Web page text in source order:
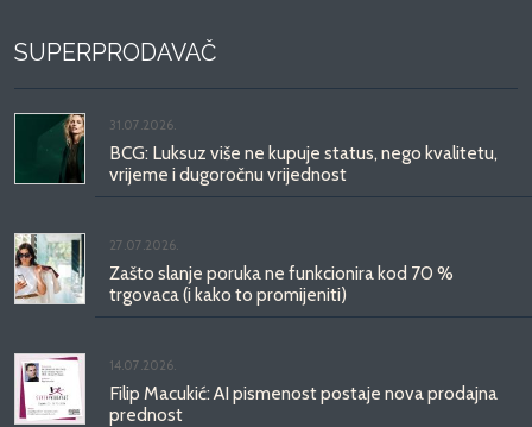
SUPERPRODAVAČ
31.07.2026.
BCG: Luksuz više ne kupuje status, nego kvalitetu,
vrijeme i dugoročnu vrijednost
27.07.2026.
Zašto slanje poruka ne funkcionira kod 70 %
trgovaca (i kako to promijeniti)
14.07.2026.
Filip Macukić: AI pismenost postaje nova prodajna
prednost